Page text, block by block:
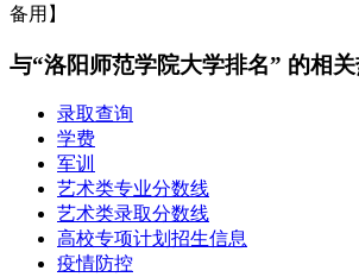
备用】
与“洛阳师范学院大学排名” 的相关
录取查询
学费
军训
艺术类专业分数线
艺术类录取分数线
高校专项计划招生信息
疫情防控